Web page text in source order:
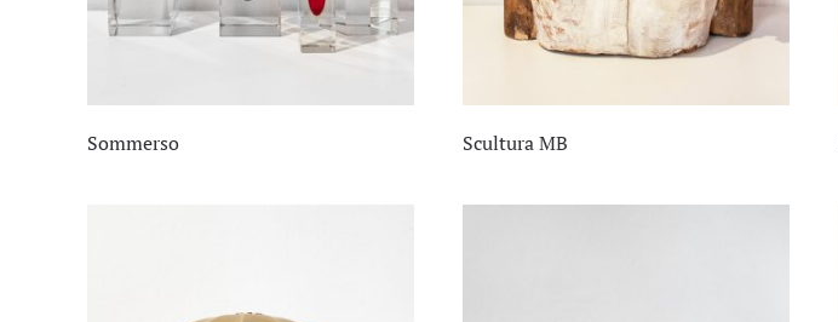
Sommerso Scultura MB